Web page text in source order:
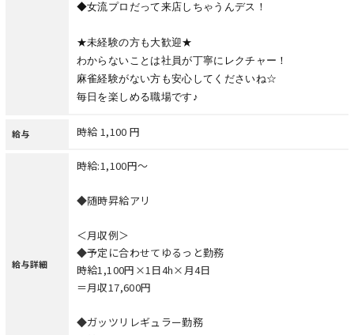
◆女流プロだって来店しちゃうんデス！
★未経験の方も大歓迎★
わからないことは社員が丁寧にレクチャー！
麻雀経験がない方も安心してくださいね☆
毎日を楽しめる職場です♪
給与 時給 1,100 円
給与詳細
時給:1,100円～
◆随時昇給アリ
＜月収例＞
◆予定に合わせてゆるっと勤務
時給1,100円×1日4h×月4日
＝月収17,600円
◆ガッツリレギュラー勤務